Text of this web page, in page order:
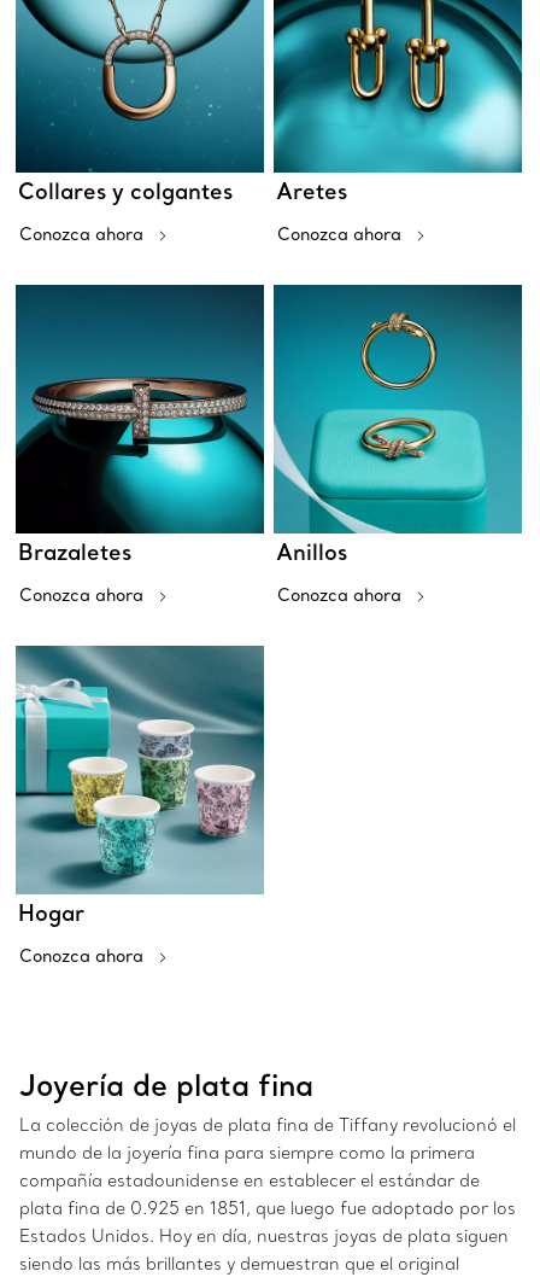
Collares y colgantes
Conozca ahora
Aretes
Conozca ahora
Brazaletes
Conozca ahora
Anillos
Conozca ahora
Hogar
Conozca ahora
Joyería de plata fina
La colección de joyas de plata fina de Tiffany revolucionó el
mundo de la joyería fina para siempre como la primera
compañía estadounidense en establecer el estándar de
plata fina de 0.925 en 1851, que luego fue adoptado por los
Estados Unidos. Hoy en día, nuestras joyas de plata siguen
siendo las más brillantes y demuestran que el original